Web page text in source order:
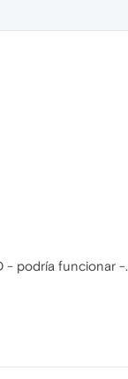
- podría funcionar -.